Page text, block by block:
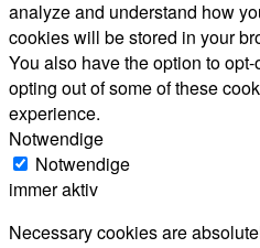
analyze and understand how
cookies will be stored in your
You also have the option to
opting out of some of these
experience.
Notwendige
Notwendige
immer aktiv
Necessary cookies are